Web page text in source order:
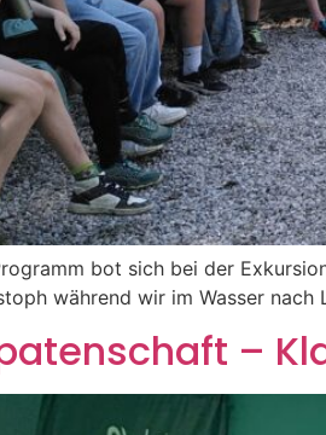
bot sich bei der
während wir im Wasser nach
–